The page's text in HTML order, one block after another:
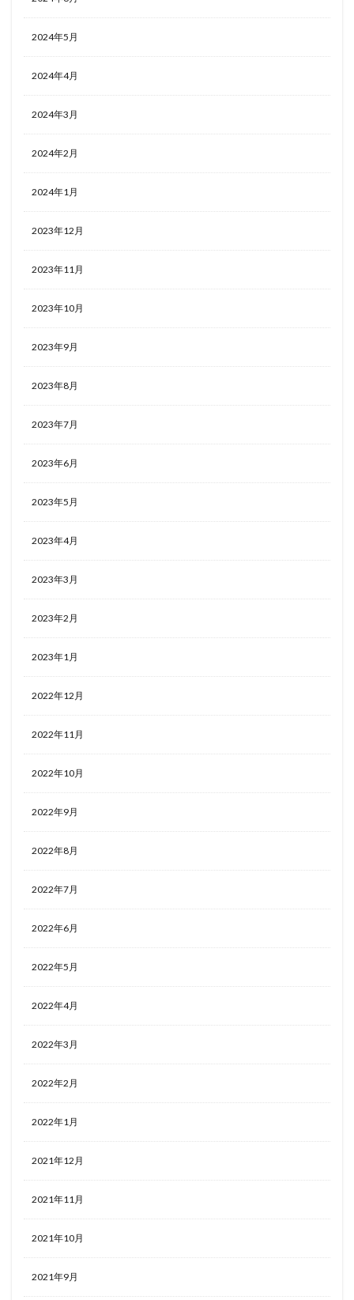
2024年5月
2024年4月
2024年3月
2024年2月
2024年1月
2023年12月
2023年11月
2023年10月
2023年9月
2023年8月
2023年7月
2023年6月
2023年5月
2023年4月
2023年3月
2023年2月
2023年1月
2022年12月
2022年11月
2022年10月
2022年9月
2022年8月
2022年7月
2022年6月
2022年5月
2022年4月
2022年3月
2022年2月
2022年1月
2021年12月
2021年11月
2021年10月
2021年9月